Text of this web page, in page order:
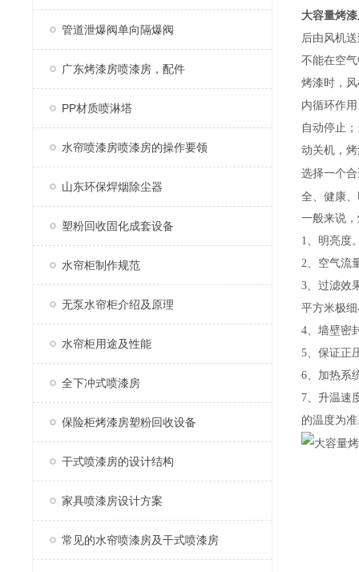
管道泄爆阀单向隔爆阀
广东烤漆房喷漆房，配件
PP材质喷淋塔
水帘喷漆房喷漆房的操作要领
山东环保焊烟除尘器
塑粉回收固化成套设备
水帘柜制作规范
无泵水帘柜介绍及原理
水帘柜用途及性能
全下冲式喷漆房
保险柜烤漆房塑粉回收设备
干式喷漆房的设计结构
家具喷漆房设计方案
常见的水帘喷漆房及干式喷漆房
大容量烤
后由风机
不能在空
烤漆时，
内循环作
自动停止
动关机，
选择一个
全、健康
一般来说
1、明亮度
2、空气流
3、过滤效
平方米极
4、墙壁密
5、保证正
6、加热系
7、升温速
的温度为